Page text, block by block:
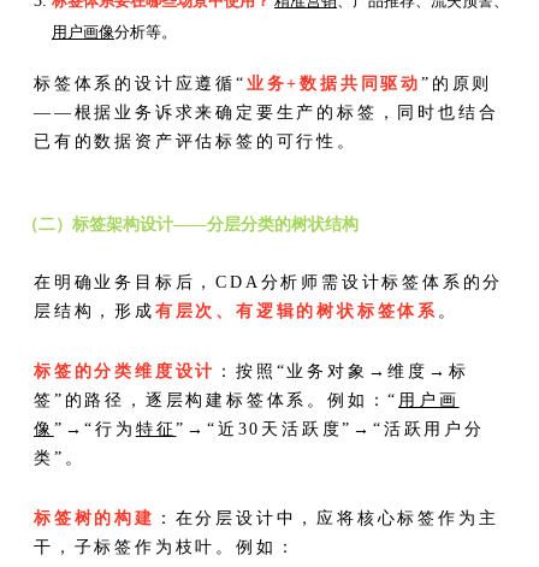
用户画像分析等。
标签体系的设计应遵循“ 业务+数据共同驱动”的原则
——根据业务诉求来确定要生产的标签，同时也结合
已有的数据资产评估标签的可行性。
（二）标签架构设计——分层分类的树状结构
在明确业务目标后，CDA分析师需设计标签体系的分
层结构，形成 有层次、有逻辑的树状标签体系 。
标签的分类维度设计 ：按照“业务对象→维度→标
签”的路径，逐层构建标签体系。例如：“ 用户画
像 ”→“行为 特征”→“近30天活跃度”→“活跃用户分
类”。
标签树的构建 ：在分层设计中，应将核心标签作为主
干，子标签作为枝叶。例如：